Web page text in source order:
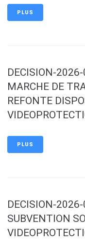
PLUS
DECISION-
MARCHE DE
REFONTE
PLUS
DECISION-
SUBVENTION